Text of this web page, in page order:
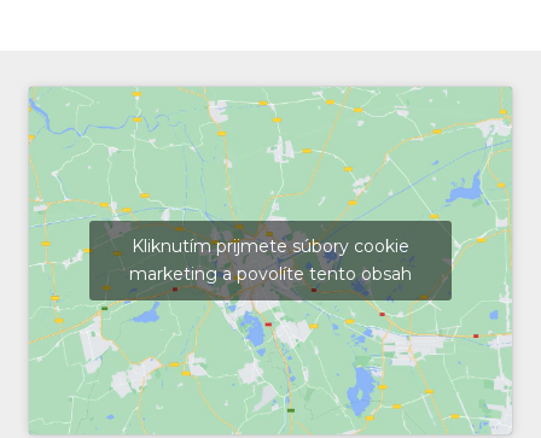
Kliknutím prijmete súbory cookie
marketing a povolíte tento obsah